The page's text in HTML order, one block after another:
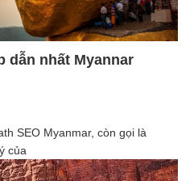
dẫn nhất Myannar
SEO Myanmar, còn gọi là
của